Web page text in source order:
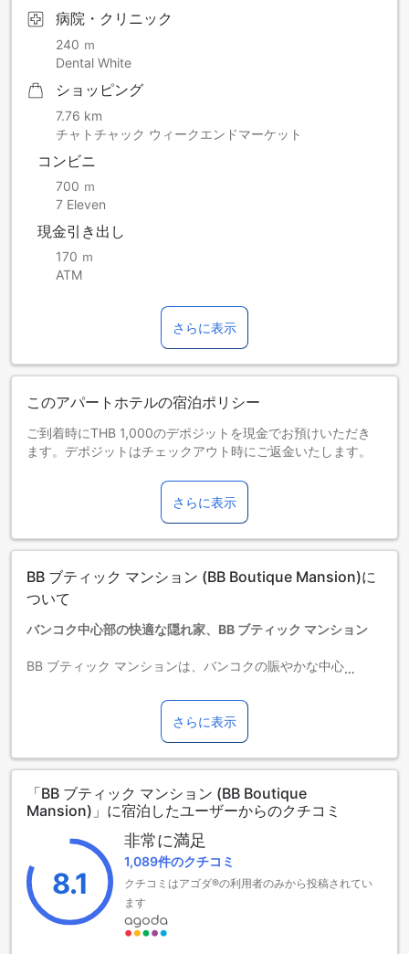
病院・クリニック
240 ｍ
Dental White
ショッピング
7.76 km
チャトチャック ウィークエンドマーケット
コンビニ
700 ｍ
7 Eleven
現金引き出し
170 ｍ
ATM
さらに表示
このアパートホテルの宿泊ポリシー
ご到着時にTHB 1,000のデポジットを現金でお預けいただき
ます。デポジットはチェックアウト時にご返金いたします。
添い寝の場合は宿泊無料です。＜ご注意＞ベビーベッドのご
利用には追加料金が発生する場合があります。また、利用可
否は空き状況によります。
エキストラベッドをお申し込みください。
11歳以上の宿泊者は大人とみなされます。
ます。各ルームタイプ欄の記載をお確かめください。ルーム
ていない場合は、エキストラベッドの追加はできません。
追加料金が適用されることがありますのでご了承ください。
さらに表示
BB ブティック マンション (BB Boutique Mansion)に
ついて
バンコク中心部の快適な隠れ家、BB ブティック マンション
BB ブティック マンションは、バンコクの賑やかな中心地から
に最適な宿泊先です。空港からの所要時間は約30分とアクセ
スも良く、旅行の始まりと終わりをスムーズにサポートしま
す。全12室のコンパクトながらも快適な客室は、落ち着いた
雰囲気と現代的な設備を兼ね備え、ゲストにリラックスでき
る空間を提供します。
快適な滞在をサポートするBB ブティック マンションの便利設
BB ブティック マンションは、快適な滞在をサポートするさま
ざまな便利設備を提供しています。洗濯サービスを利用すれ
ば、長期滞在でもいつでも清潔な衣類をお楽しみいただけま
す。貴重品はセーフティボックスで安全に保管することがで
きます。また、フレンドリーなコンシェルジュがお手伝いい
さらに表示
「BB ブティック マンション (BB Boutique
Mansion)」に宿泊したユーザーからのクチコミ
8.1
非常に満足
1,089件のクチコミ
クチコミはアゴダ®の利用者のみから投稿されてい
ます